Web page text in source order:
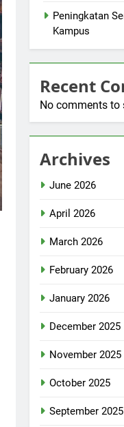
Peningkatan
Kampus
Recent
No comments to
Archives
June 2026
April 2026
March 2026
February 2026
January 2026
December 2025
November 2025
October 2025
September 2025